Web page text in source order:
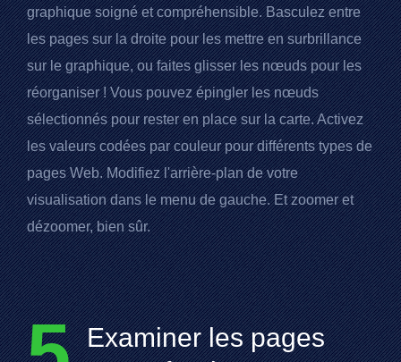
graphique soigné et compréhensible. Basculez entre
les pages sur la droite pour les mettre en surbrillance
sur le graphique, ou faites glisser les nœuds pour les
réorganiser ! Vous pouvez épingler les nœuds
sélectionnés pour rester en place sur la carte. Activez
les valeurs codées par couleur pour différents types de
pages Web. Modifiez l'arrière-plan de votre
visualisation dans le menu de gauche. Et zoomer et
dézoomer, bien sûr.
Examiner les pages